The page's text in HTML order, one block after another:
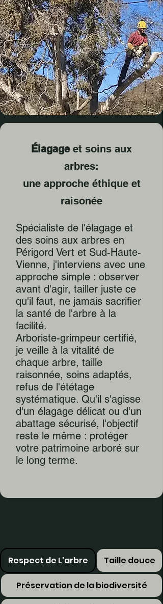
Élagageet soins aux
arbres:
une approche éthique et
raisonée
Spécialiste de l'élagage et
des soins aux arbres en
Périgord Vert et Sud-Haute-
Vienne, j'interviens avec une
approche simple : observer
avant d'agir, tailler juste ce
qu'il faut, ne jamais sacrifier
la santé de l'arbre à la
facilité.
Arboriste-grimpeur certifié,
je veille à la vitalité de
chaque arbre, taille
raisonnée, soins adaptés,
refus de l'ététage
systématique. Qu'il s'agisse
d'un élagage délicat ou d'un
abattage sécurisé, l'objectif
reste le même : protéger
votre patrimoine arboré sur
le long terme.
Respect de L'arbre Taille douce
Préservation de la biodiversité